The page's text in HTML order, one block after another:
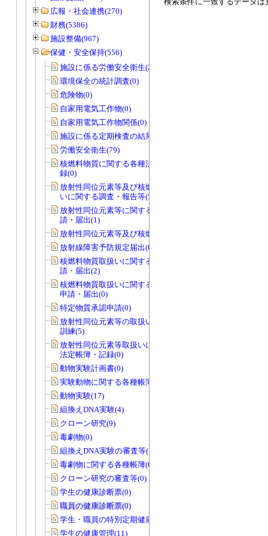
広報・社会連携(270)
財務(5386)
施設整備(967)
保健・安全保持(556)
施設に係る労働安全衛生(2)
環境保全の統計調査(0)
危険物(0)
自家用電気工作物(0)
自家用電気工作物関係(0)
施設に係る定期検査の結果の記録(2)
労働安全衛生(79)
核燃料物質に関する各種法定帳簿・記
録(0)
放射性同位元素等及び核燃料物質取扱
いに関する調査・報告等(5)
放射性同位元素等に関する各種承認申
請・届出(1)
放射性同位元素等及び核燃料物質(100)
放射線障害予防規定届出(0)
核燃料物質取扱いに関する各種承認申
請・届出(2)
核燃料物質取扱いに関する各種規程の
申請・届出(0)
特定物質承認申請(0)
放射性同位元素等の取扱いに係る教育
訓練(5)
放射性同位元素等取扱いに関する各種
法定帳簿・記録(0)
動物実験計画書(0)
実験動物に関する各種帳簿・記録(0)
動物実験(17)
組換えDNA実験(4)
クローン研究(9)
毒劇物(0)
組換えDNA実験の審査等(12)
毒劇物に関する各種帳簿(0)
クローン研究の審査等(0)
学生の健康診断票(0)
職員の健康診断票(0)
学生・職員の特別定期健康診断票(1)
学生の健康管理(11)